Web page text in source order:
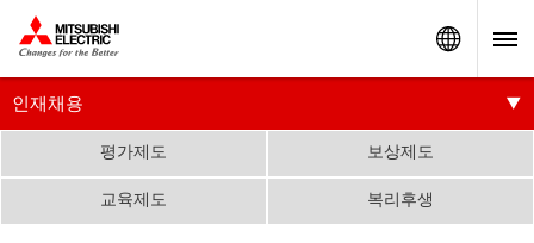
인재채용
평가제도 보상제도
교육제도 복리후생